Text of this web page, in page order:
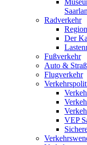
Radverkehr
Der
Fußverkehr
Auto &
Flugverkehr
VEP